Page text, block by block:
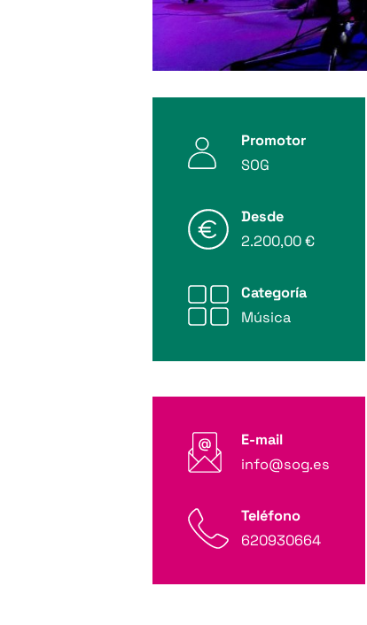
Promotor
SOG
Desde
2.200,00 €
Categoría
Música
E-mail
info@sog.es
Teléfono
620930664